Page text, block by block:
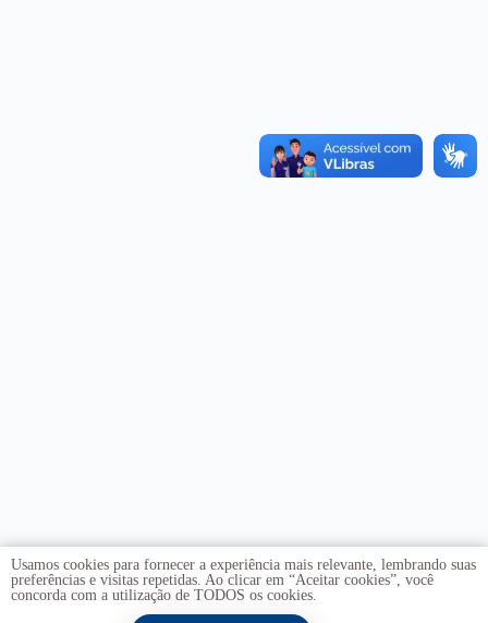
Usamos cookies para fornecer a experiência mais relevante, lembrando suas
preferências e visitas repetidas. Ao clicar em “Aceitar cookies”, você
concorda com a utilização de TODOS os cookies.